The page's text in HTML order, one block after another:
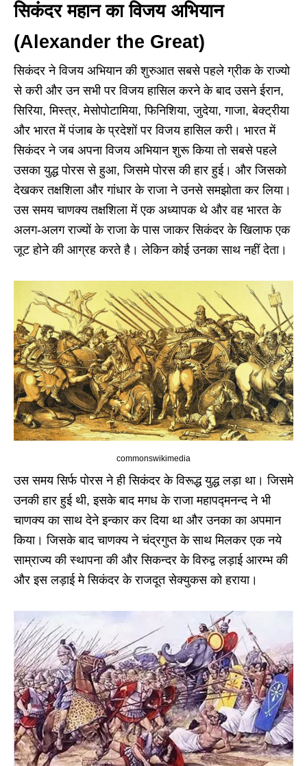
सिकंदर महान का विजय अभियान
(Alexander the Great)
सिकंदर ने विजय अभियान की शुरुआत सबसे पहले ग्रीक के राज्यो
से करी और उन सभी पर विजय हासिल करने के बाद उसने ईरान,
सिरिया, मिस्त्र, मेसोपोटामिया, फिनिशिया, जुदेया, गाजा, बेक्ट्रीया
और भारत में पंजाब के प्रदेशों पर विजय हासिल करी। भारत में
सिकंदर ने जब अपना विजय अभियान शुरू किया तो सबसे पहले
उसका युद्ध पोरस से हुआ, जिसमे पोरस की हार हुई। और जिसको
देखकर तक्षशिला और गांधार के राजा ने उनसे समझोता कर लिया।
उस समय चाणक्य तक्षशिला में एक अध्यापक थे और वह भारत के
अलग-अलग राज्यों के राजा के पास जाकर सिकंदर के खिलाफ एक
जूट होने की आग्रह करते है। लेकिन कोई उनका साथ नहीं देता।
commonswikimedia
उस समय सिर्फ पोरस ने ही सिकंदर के विरूद्ध युद्ध लड़ा था। जिसमे
उनकी हार हुई थी, इसके बाद मगध के राजा महापद्मनन्द ने भी
चाणक्य का साथ देने इन्कार कर दिया था और उनका का अपमान
किया। जिसके बाद चाणक्य ने चंद्रगुप्त के साथ मिलकर एक नये
साम्राज्य की स्थापना की और सिकन्दर के विरुद्व लड़ाई आरम्भ की
और इस लड़ाई मे सिकंदर के राजदूत सेक्युकस को हराया।